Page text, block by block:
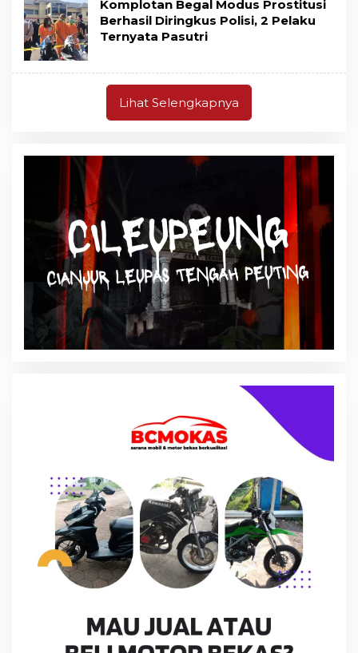
Komplotan Begal Modus Prostitusi
Berhasil Diringkus Polisi, 2 Pelaku
Ternyata Pasutri
Lihat Selengkapnya